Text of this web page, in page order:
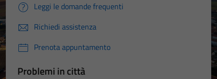
Leggi le domande frequenti
Richiedi assistenza
Prenota appuntamento
Problemi in città